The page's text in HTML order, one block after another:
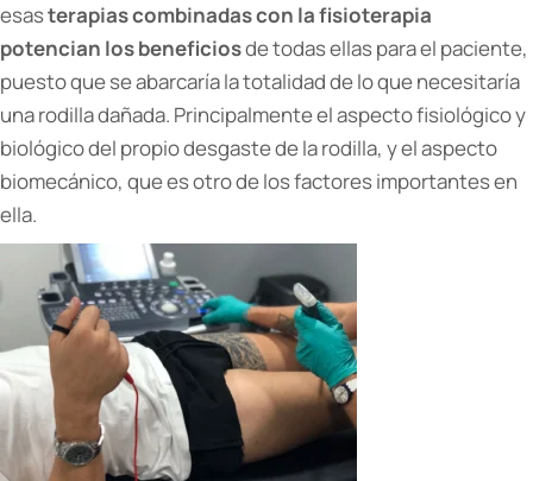
esasterapias combinadas con la fisioterapia
potencian los beneficiosde todas ellas para el paciente,
puesto que se abarcaría la totalidad de lo que necesitaría
una rodilla dañada. Principalmente el aspecto fisiológico y
biológico del propio desgaste de la rodilla, y el aspecto
biomecánico, que es otro de los factores importantes en
ella.